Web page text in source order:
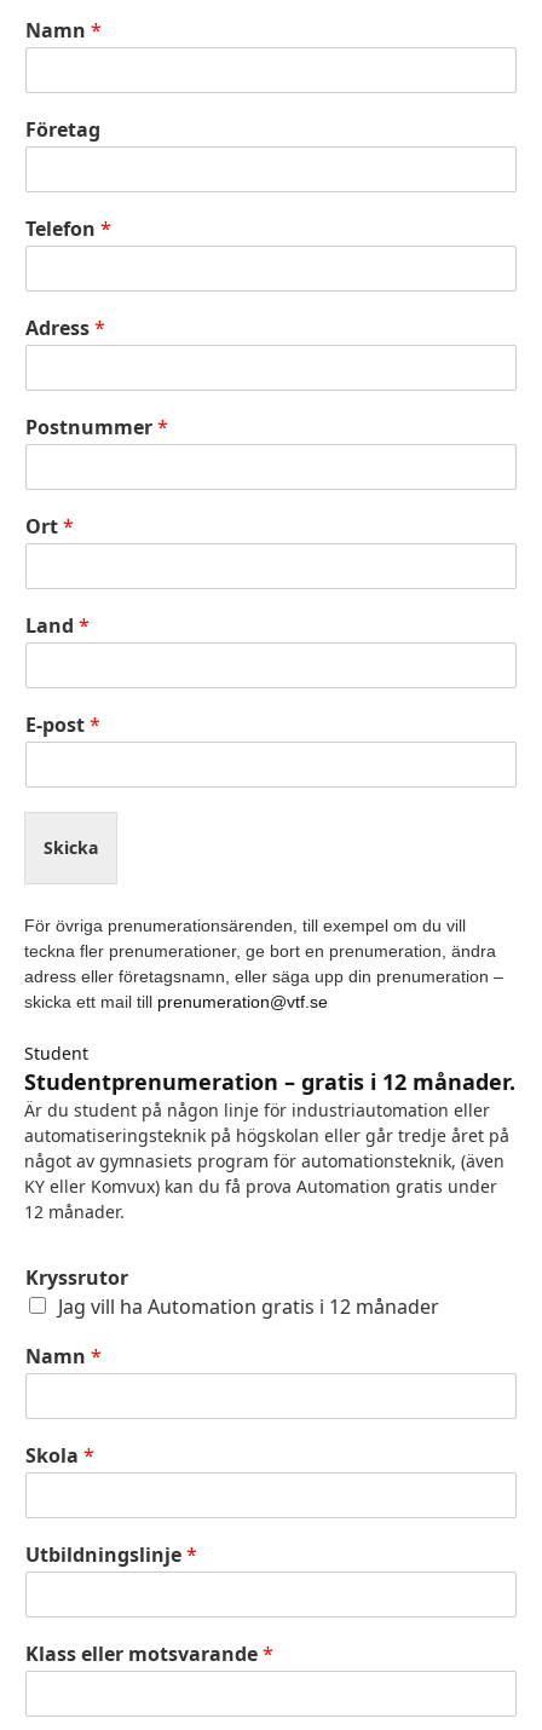
Namn *
Företag
Telefon *
Adress*
Postnummer*
Ort*
Land *
E-post*
Skicka
För övriga prenumerationsärenden, till exempel om du vill
teckna fler prenumerationer, ge bort en prenumeration, ändra
adress eller företagsnamn, eller säga upp din prenumeration –
skicka ett mail till prenumeration@vtf.se
Student
Studentprenumeration – gratis i 12 månader.
Är du student på någon linje för industriautomation eller
automatiseringsteknik på högskolan eller går tredje året på
något av gymnasiets program för automationsteknik, (även
KY eller Komvux) kan du få prova Automation gratis under
12 månader.
Kryssrutor
Jag vill ha Automation gratis i 12 månader
Namn *
Skola *
Utbildningslinje*
Klass eller motsvarande*